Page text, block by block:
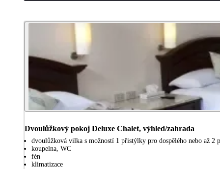
Dvoulůžkový pokoj Deluxe Chalet, výhled/zahrada
dvoulůžková vilka s možností 1 přistýlky pro dospělého nebo až 2
koupelna, WC
fén
klimatizace